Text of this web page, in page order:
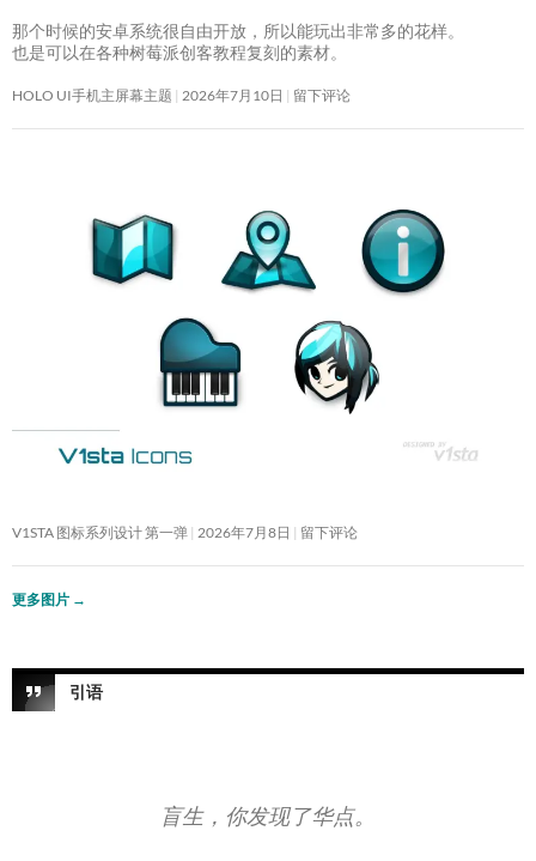
那个时候的安卓系统很自由开放，所以能玩出非常多的花样。
也是可以在各种树莓派创客教程复刻的素材。
HOLO UI手机主屏幕主题 2026年7月10日 留下评论
V1STA 图标系列设计 第一弹 2026年7月8日 留下评论
更多图片 →
引语
盲生，你发现了华点。